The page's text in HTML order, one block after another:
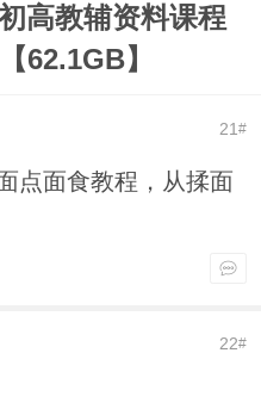
高教辅资料课程
62.1GB】
21#
点面食教程，从揉面
22#